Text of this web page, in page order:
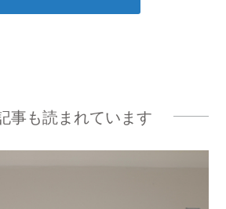
事も読まれています